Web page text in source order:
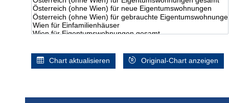
Chart aktualisieren Original-Chart anzeigen